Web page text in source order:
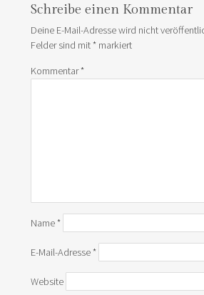
Schreibe einen Kommentar
Deine E-Mail-Adresse wird nicht
Felder sind mit*markiert
Kommentar*
Name*
E-Mail-Adresse*
Website